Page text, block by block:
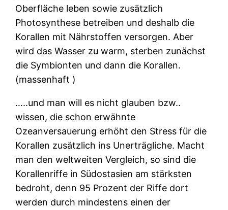
Oberfläche leben sowie zusätzlich
Photosynthese betreiben und deshalb die
Korallen mit Nährstoffen versorgen. Aber
wird das Wasser zu warm, sterben zunächst
die Symbionten und dann die Korallen.
(massenhaft )
…..und man will es nicht glauben bzw..
wissen, die schon erwähnte
Ozeanversauerung erhöht den Stress für die
Korallen zusätzlich ins Unerträgliche. Macht
man den weltweiten Vergleich, so sind die
Korallenriffe in Südostasien am stärksten
bedroht, denn 95 Prozent der Riffe dort
werden durch mindestens einen der